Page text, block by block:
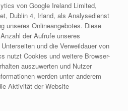
von Google Ireland Limited,
Dublin 4, Irland, als Analysedienst
unseres Onlineangebotes. Diese
der Aufrufe unseres
und die Verweildauer von
nutzt Cookies und weitere Browser-
auszuwerten und Nutzer
werden unter anderem
Aktivität der Website